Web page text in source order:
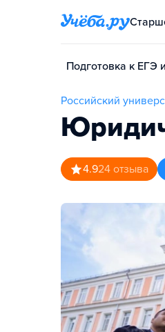
Подготовка к ЕГЭ
Российский
4.924 отзыва